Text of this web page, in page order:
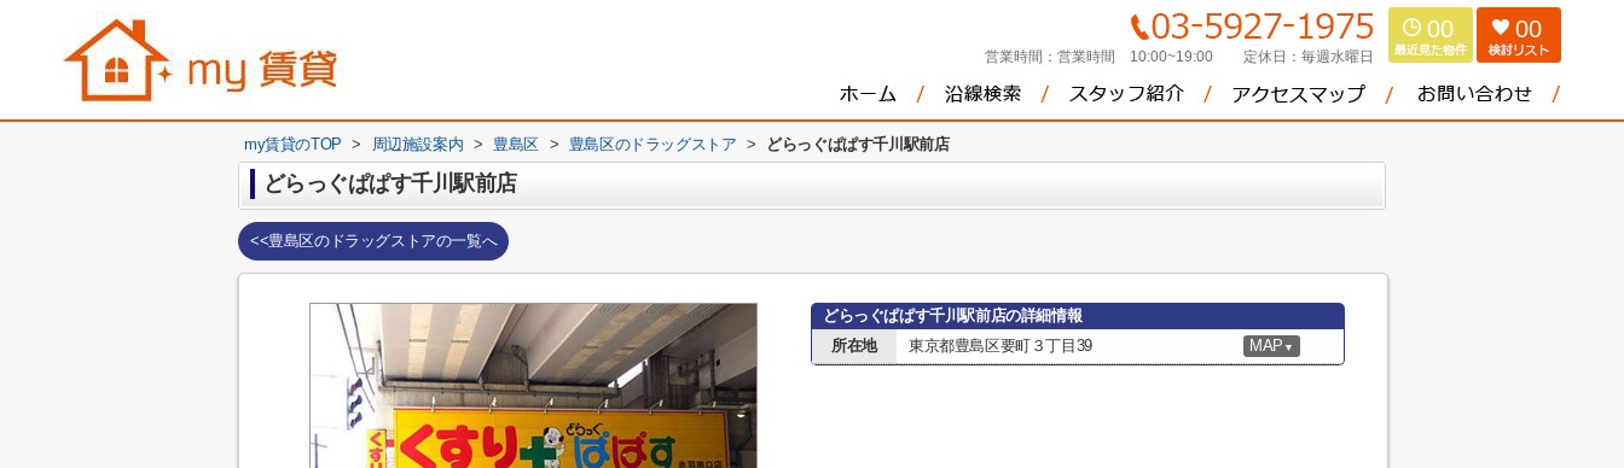
営業時間： 営業時間 10:00~19:00 定休日： 毎週水曜日
00 00
my賃貸のTOP > 周辺施設案内 > 豊島区 > 豊島区のドラッグストア > どらっぐぱぱす千川駅前店
どらっぐぱぱす千川駅前店
<<豊島区のドラッグストアの一覧へ
どらっぐぱぱす千川駅前店の詳細情報
所在地
東京都豊島区要町３丁目39 MAP ▼